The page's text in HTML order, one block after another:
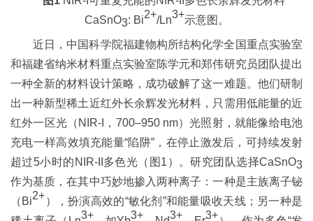
CaSnO3: Bi2+/Ln3+示意图。
近日，中国科学院福建物构所结构化学全国重点实验室
和福建省纳米材料重点实验室陈学元和郑伟研究员团队提出
一种全新的材料设计策略，成功破解了这一难题。他们研制
出一种新型稀土近红外长余辉发光材料，只需用低能量的近
红外一区光（NIR-I，700–950 nm）光照射，就能像给电池
充电一样高效填充能量“陷阱”，在停止激发后，可持续发射
超过5小时的NIR-II多色光（图1）。研究团队选择CaSnO3
作为基质，在其中巧妙地掺入两种离子：一种是主族离子铋
（Bi2+），扮演高效的“敏化剂”和能量吸收天线；另一种是
3+ 3+ 3+ 3+